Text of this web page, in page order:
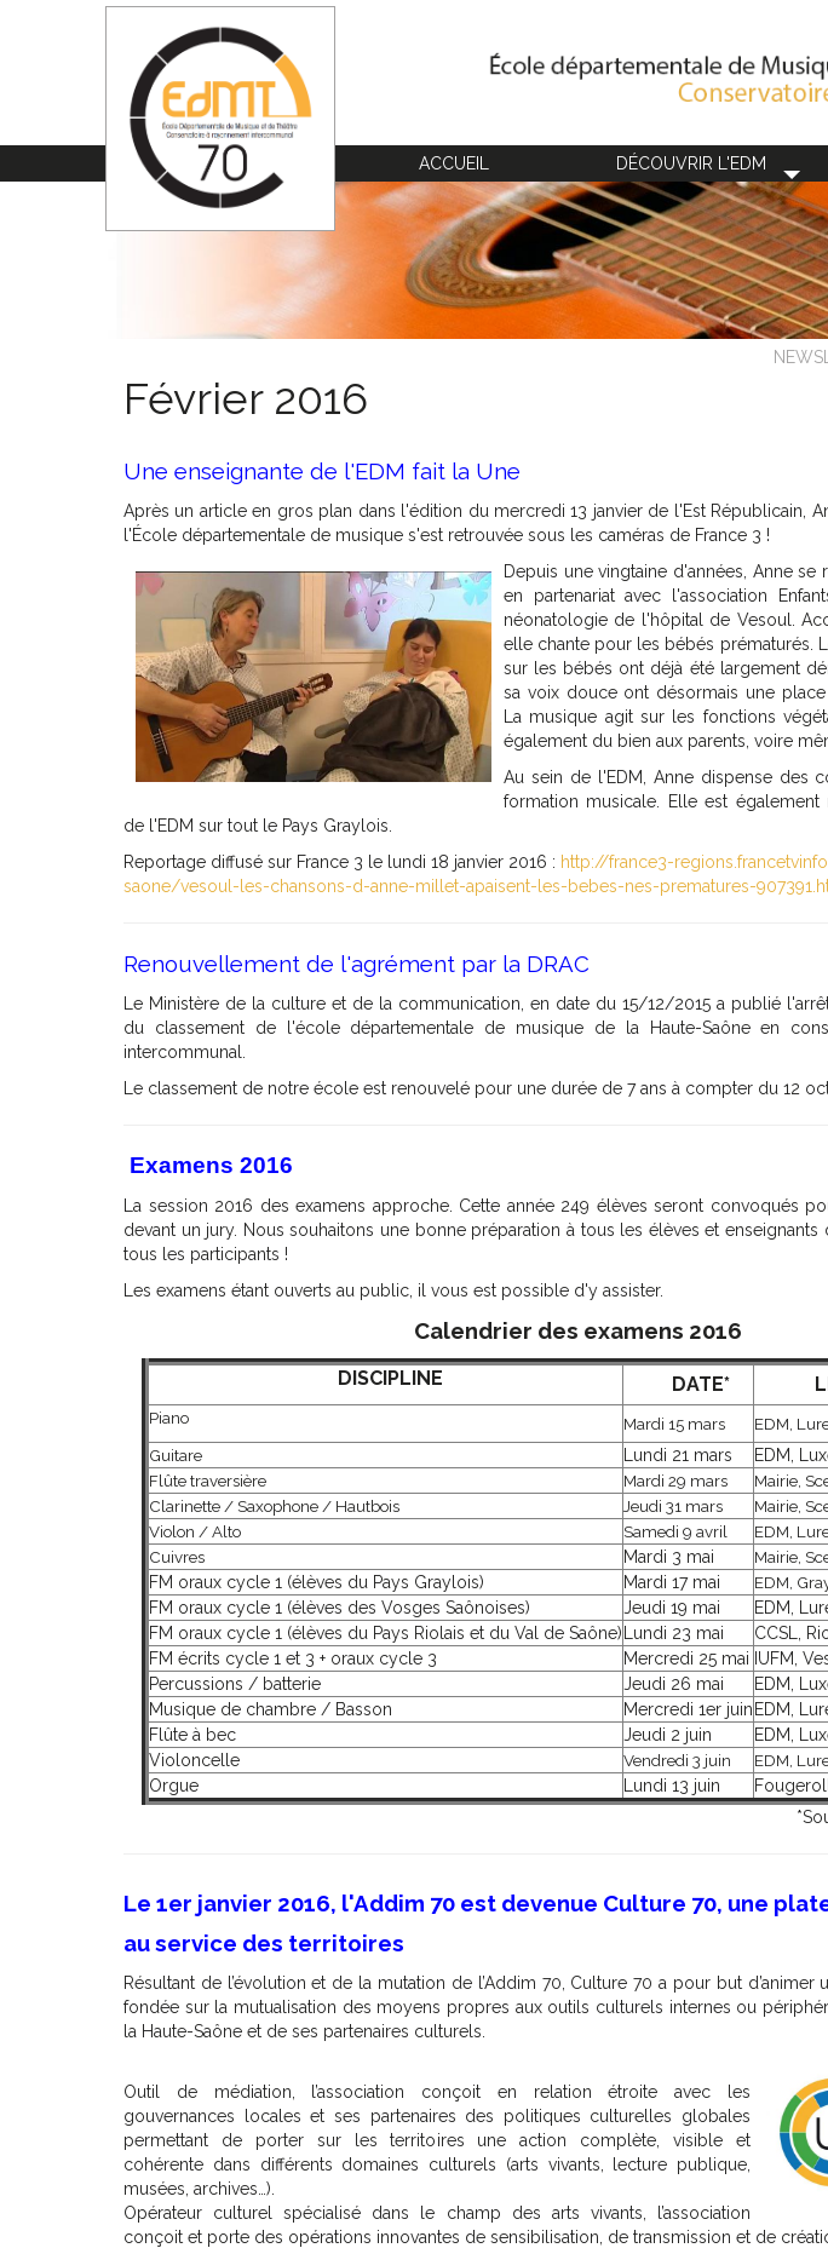
ACCUEIL DÉCOUVRIR L'EDM
Février 2016
Une enseignante de l'EDM fait la Une
Après un article en gros plan dans l'édition du mercredi 13 janvier de l'Est Républicain,
l'École départementale de musique s'est retrouvée sous les caméras de France 3 !
Depuis une vingtaine d'années, Anne se
en partenariat avec l'association
néonatologie de l'hôpital de Vesoul.
elle chante pour les bébés prématurés.
sur les bébés ont déjà été largement
sa voix douce ont désormais une
La musique agit sur les fonctions
également du bien aux parents, voire
Au sein de l'EDM, Anne dispense des
formation musicale. Elle est également
de l'EDM sur tout le Pays Graylois.
Reportage diffusé sur France 3 le lundi 18 janvier 2016 : http://france3-
saone/vesoul-les-chansons-d-anne-millet-apaisent-les-bebes-nes-prematures-
Renouvellement de l'agrément par la DRAC
Le Ministère de la culture et de la communication, en date du 15/12/2015 a publié
du classement de l'école départementale de musique de la Haute-Saône en
intercommunal.
Le classement de notre école est renouvelé pour une durée de 7 ans à compter du 12
Examens 2016
La session 2016 des examens approche. Cette année 249 élèves seront convoqués
devant un jury. Nous souhaitons une bonne préparation à tous les élèves et enseignants
tous les participants !
Les examens étant ouverts au public, il vous est possible d'y assister.
Calendrier des examens 2016
DISCIPLINE DATE*
Piano Mardi 15 mars EDM,
Guitare
Lundi 21 mars EDM,
Flûte traversière
Mardi 29 mars Mairie,
Clarinette / Saxophone / Hautbois Jeudi 31 mars Mairie,
Violon / Alto
Samedi 9 avril EDM,
Cuivres
Mardi 3 mai Mairie,
FM oraux cycle 1 (élèves du Pays Graylois)
Mardi 17 mai EDM,
FM oraux cycle 1 (élèves des Vosges Saônoises)
Jeudi 19 mai EDM,
FM oraux cycle 1 (élèves du Pays Riolais et du Val de Saône)
Lundi 23 mai CCSL,
FM écrits cycle 1 et 3 + oraux cycle 3
Mercredi 25 mai IUFM,
Percussions / batterie
Jeudi 26 mai EDM,
Musique de chambre / Basson
Mercredi 1er juin EDM,
Flûte à bec
Jeudi 2 juin EDM,
Violoncelle
Vendredi 3 juin EDM,
Orgue
Lundi 13 juin
Le 1er janvier 2016, l'Addim 70 est devenue Culture 70, une
au service des territoires
Résultant de l’évolution et de la mutation de l’Addim 70, Culture 70 a pour but d’animer
fondée sur la mutualisation des moyens propres aux outils culturels internes ou
la Haute-Saône et de ses partenaires culturels.
Outil de médiation, l’association conçoit en relation étroite avec les
gouvernances locales et ses partenaires des politiques culturelles globales
permettant de porter sur les territoires une action complète, visible et
cohérente dans différents domaines culturels (arts vivants, lecture publique,
musées, archives…).
Opérateur culturel spécialisé dans le champ des arts vivants, l’association
conçoit et porte des opérations innovantes de sensibilisation, de transmission et de
Cookies management panel